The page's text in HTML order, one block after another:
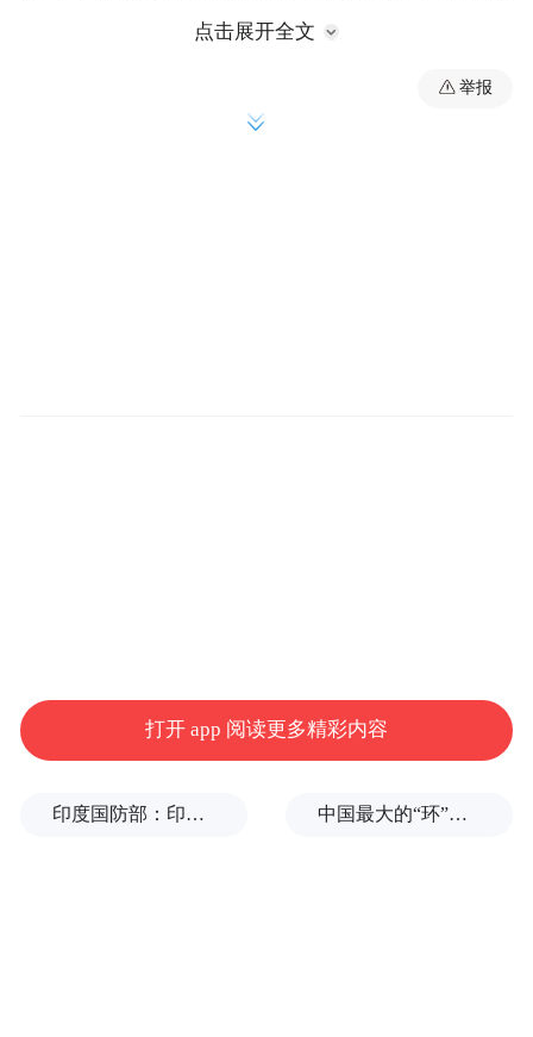
量反超天津86.42亿元。
445亿元，其中规上工业增加值增长4%，比
全国、全省高1个百分点，汽车制造、电气机
械、化学原料等重点行业贡献突出，增速均
点击展开全文
举报
打开 app 阅读更多精彩内容
印度国防部：印度成功试射“烈火-4”中程弹道导弹，可携带常规弹头和核弹头 中国最大的“环”，要来了